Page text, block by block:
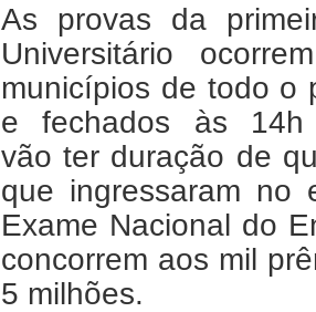
As provas da
Universitário
municípios de todo o
e fechados às
vãoter duração de
que ingressaram no
Exame Nacional do
concorrem aos mil
5 milhões.